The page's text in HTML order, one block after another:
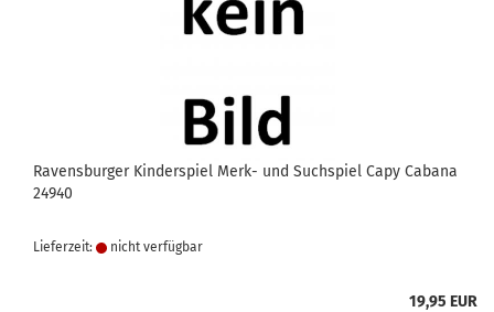
Ravensburger Kinderspiel Merk- und Suchspiel Capy Cabana
24940
Lieferzeit: nicht verfügbar
19,95 EUR